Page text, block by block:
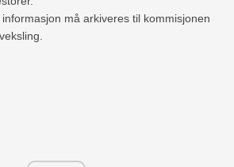
må arkiveres til kommisjonen